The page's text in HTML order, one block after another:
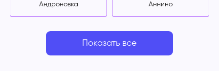
Андроновка Аннино
Показать все